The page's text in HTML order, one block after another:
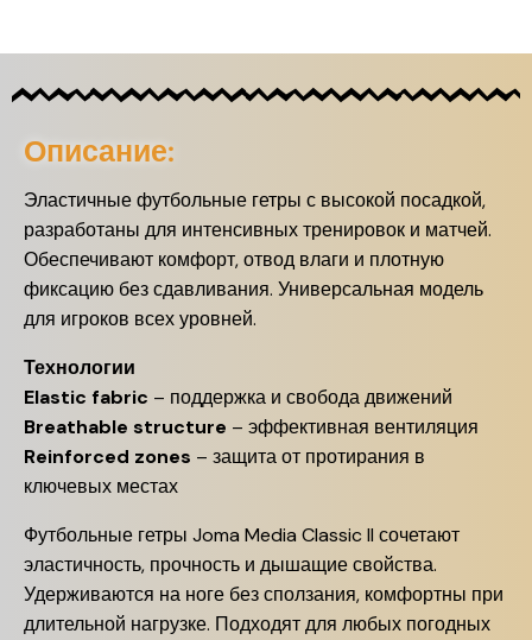
Описание:
Эластичные футбольные гетры с высокой посадкой,
разработаны для интенсивных тренировок и матчей.
Обеспечивают комфорт, отвод влаги и плотную
фиксацию без сдавливания. Универсальная модель
для игроков всех уровней.
Технологии
Elastic fabric – поддержка и свобода движений
Breathable structure – эффективная вентиляция
Reinforced zones – защита от протирания в
ключевых местах
Футбольные гетры Joma Media Classic II сочетают
эластичность, прочность и дышащие свойства.
Удерживаются на ноге без сползания, комфортны при
длительной нагрузке. Подходят для любых погодных